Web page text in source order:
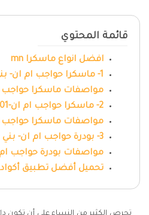
قائمة المحتوي
افضل انواع ماسكرا mn
1- ماسكرا حواجب ام ان- بني 02
مواصفات ماسكرا حواجب
2- ماسكرا حواجب ام ان-01
مواصفات ماسكرا حواجب
3- بودرة حواجب ام ان- بني
مواصفات بودرة حواجب ام
تحميل أفضل تطبيق